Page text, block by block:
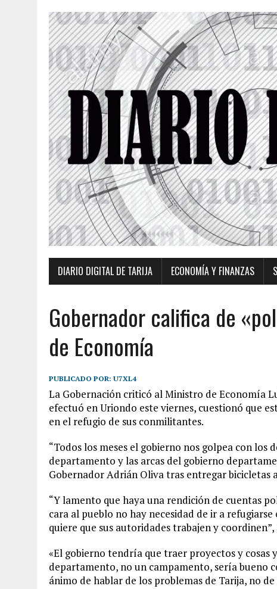
DIARIO DIGITAL DE TARIJA ECONOMÍA Y FINANZAS
Gobernador califica de
de Economía
PUBLICADO POR: U7XL4
La Gobernación criticó al Ministro de Economía
efectuó en Uriondo este viernes, cuestionó que
en el refugio de sus conmilitantes.
“Todos los meses el gobierno nos golpea con
departamento y las arcas del gobierno
Gobernador Adrián Oliva tras entregar bicicletas
“Y lamento que haya una rendición de cuentas
cara al pueblo no hay necesidad de ir a
quiere que sus autoridades trabajen y
«El gobierno tendría que traer proyectos y cosas
departamento, no un campamento, sería bueno
ánimo de hablar de los problemas de Tarija, no